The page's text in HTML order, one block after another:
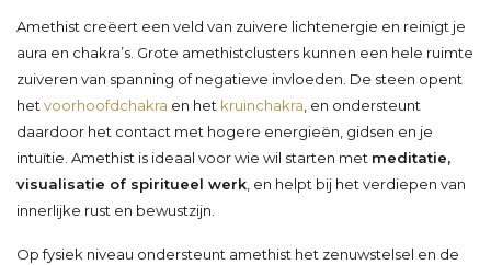
Amethist creëert een veld van zuivere lichtenergie en reinigt je
aura en chakra’s. Grote amethistclusters kunnen een hele ruimte
zuiveren van spanning of negatieve invloeden. De steen opent
het voorhoofdchakra en het kruinchakra , en ondersteunt
daardoor het contact met hogere energieën, gidsen en je
intuïtie. Amethist is ideaal voor wie wil starten met meditatie,
visualisatie of spiritueel werk , en helpt bij het verdiepen van
innerlijke rust en bewustzijn.
Op fysiek niveau ondersteunt amethist het zenuwstelsel en de